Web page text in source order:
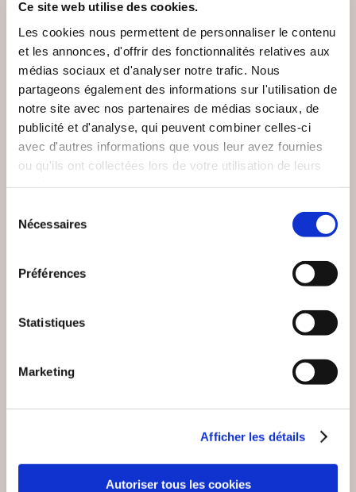
Ce site web utilise des cookies.
Les cookies nous permettent de personnaliser le contenu
et les annonces, d'offrir des fonctionnalités relatives aux
médias sociaux et d'analyser notre trafic. Nous
partageons également des informations sur l'utilisation de
notre site avec nos partenaires de médias sociaux, de
publicité et d'analyse, qui peuvent combiner celles-ci
avec d'autres informations que vous leur avez fournies
ou qu'ils ont collectées lors de votre utilisation de leurs
Nécessaires
Préférences
Statistiques
Marketing
Afficher les détails
Autoriser tous les cookies
(0 avis)
Elodie THOURY
YOG'AGENDA - 365